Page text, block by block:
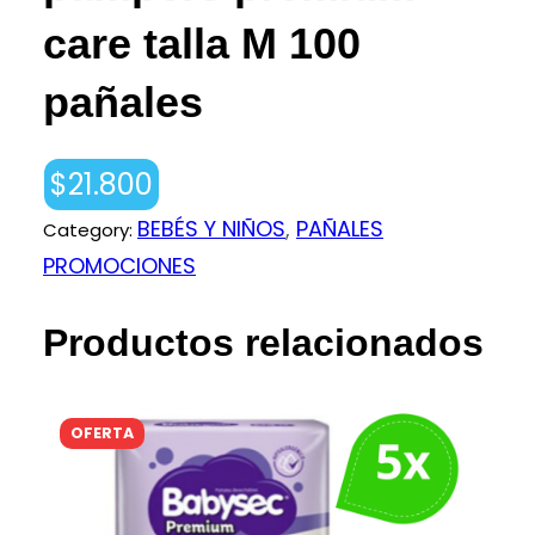
care talla M 100
pañales
$21.800
Category: BEBÉS Y NIÑOS, PAÑALES
PROMOCIONES
Productos relacionados
OFERTAPRODUCTO
EN
OFERTA